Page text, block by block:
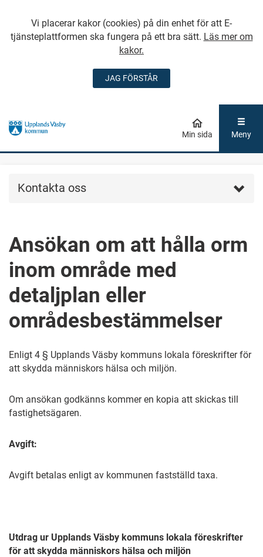
Vi placerar kakor (cookies) på din enhet för att E-
tjänsteplattformen ska fungera på ett bra sätt. Läs mer om
kakor.
JAG FÖRSTÅR
GÅ DIREKT TILL
Min sida Meny
Kontakta oss
Ansökan om att hålla orm
inom område med
detaljplan eller
områdesbestämmelser
Enligt 4 § Upplands Väsby kommuns lokala föreskrifter för
att skydda människors hälsa och miljön.
Om ansökan godkänns kommer en kopia att skickas till
fastighetsägaren.
Avgift:
Avgift betalas enligt av kommunen fastställd taxa.
Utdrag ur Upplands Väsby kommuns lokala föreskrifter
för att skydda människors hälsa och miljön